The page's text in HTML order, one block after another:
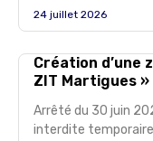
24 juillet 2026
Création d’une
ZIT Martigues
Arrêté du 30 juin
interdite temporaire